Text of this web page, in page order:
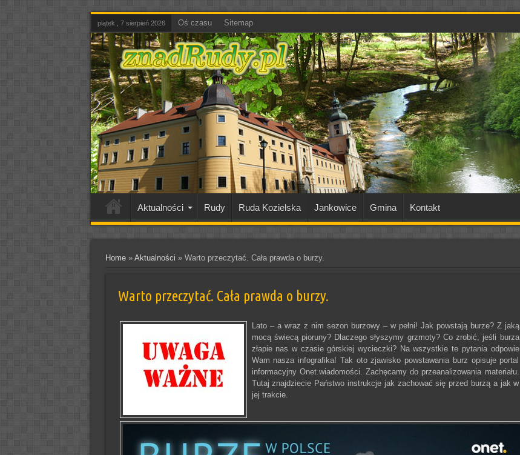
piątek , 7 sierpień 2026 Oś czasu Sitemap
Aktualności Rudy Ruda Kozielska Jankowice Gmina Kontakt
Home» Aktualności » Warto przeczytać. Cała prawda o burzy.
Warto przeczytać. Cała prawda o burzy.
Lato – a wraz z nim sezon burzowy – w pełni! Jak powstają burze? Z jaką
mocą świecą pioruny? Dlaczego słyszymy grzmoty? Co zrobić, jeśli burza
złapie nas w czasie górskiej wycieczki? Na wszystkie te pytania odpowie
Wam nasza infografika! Tak oto zjawisko powstawania burz opisuje portal
informacyjny Onet.wiadomości. Zachęcamy do przeanalizowania materiału.
Tutaj znajdziecie Państwo instrukcje jak zachować się przed burzą a jak w
jej trakcie.